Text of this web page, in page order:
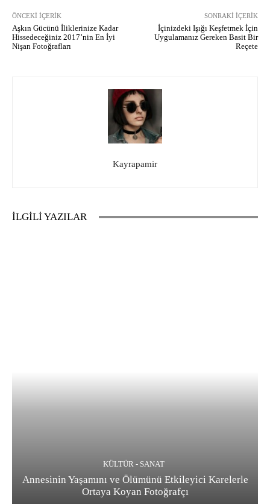
ÖNCEKI İÇERIK
Aşkın Gücünü İliklerinize Kadar
Hissedeceğiniz 2017’nin En İyi
Nişan Fotoğrafları
SONRAKI İÇERIK
İçinizdeki Işığı Keşfetmek İçin
Uygulamanız Gereken Basit Bir
Reçete
Kayrapamir
İLGİLİ YAZILAR
KÜLTÜR - SANAT
Annesinin Yaşamını ve Ölümünü Etkileyici Karelerle
Ortaya Koyan Fotoğrafçı